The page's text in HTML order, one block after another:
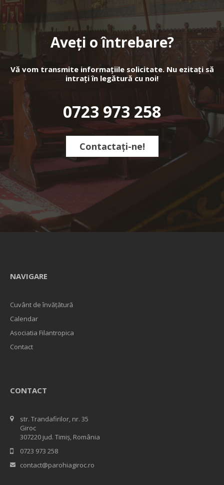
Aveți o întrebare?
Vă vom transmite informațiile solicitate. Nu ezitați să
intrați în legătură cu noi!
0723 973 258
Contactați-ne!
NAVIGARE
Cuvânt de învățătură
Calendar
Asociatia Filantropica
Contact
CONTACT
str. Trandafirilor, nr. 35
Giroc
307220 jud. Timiș, România
0723 973 258
contact@parohiagiroc.ro